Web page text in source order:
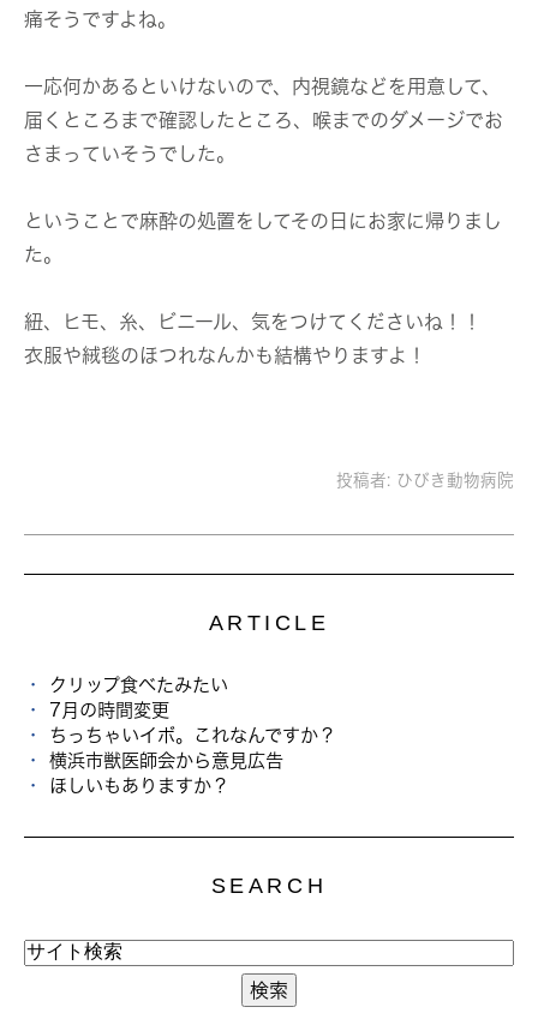
痛そうですよね。
一応何かあるといけないので、内視鏡などを用意して、
届くところまで確認したところ、喉までのダメージでお
さまっていそうでした。
ということで麻酔の処置をしてその日にお家に帰りまし
た。
紐、ヒモ、糸、ビニール、気をつけてくださいね！！
衣服や絨毯のほつれなんかも結構やりますよ！
投稿者: ひびき動物病院
ARTICLE
クリップ食べたみたい
7月の時間変更
ちっちゃいイボ。これなんですか？
横浜市獣医師会から意見広告
ほしいもありますか？
SEARCH